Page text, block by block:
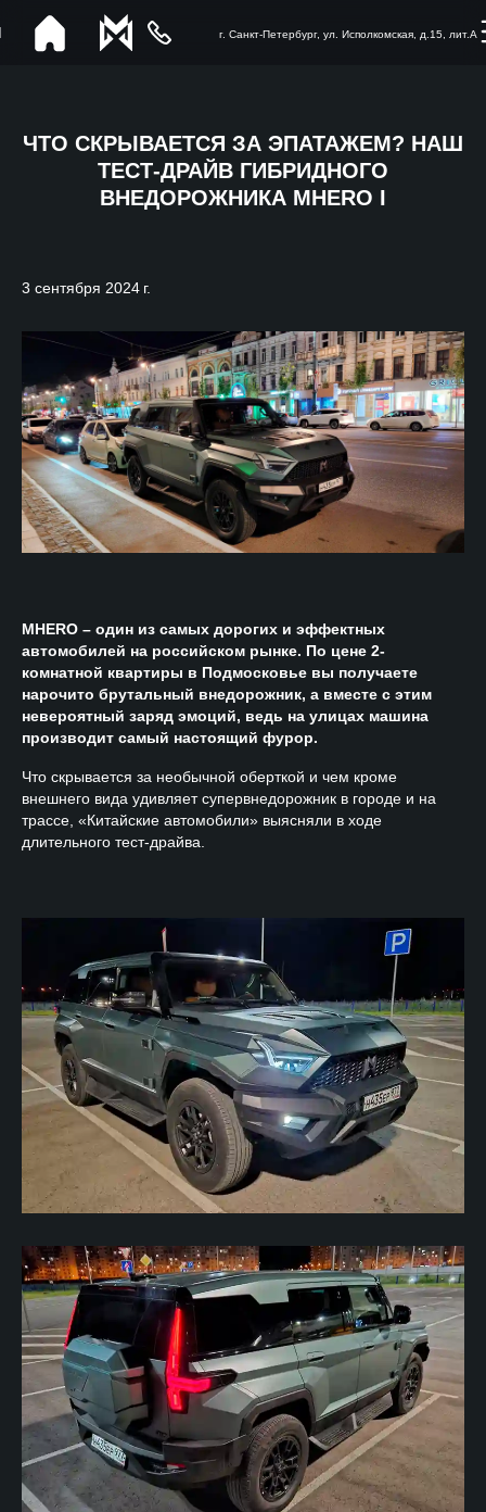
г. Санкт-Петербург, ул. Исполкомская, д.15, лит.А
ЧТО СКРЫВАЕТСЯ ЗА ЭПАТАЖЕМ? НАШ
ТЕСТ-ДРАЙВ ГИБРИДНОГО
ВНЕДОРОЖНИКА MHERO I
3 сентября 2024 г.
MHERO – один из самых дорогих и эффектных
автомобилей на российском рынке. По цене 2-
комнатной квартиры в Подмосковье вы получаете
нарочито брутальный внедорожник, а вместе с этим
невероятный заряд эмоций, ведь на улицах машина
производит самый настоящий фурор.
Что скрывается за необычной оберткой и чем кроме
внешнего вида удивляет супервнедорожник в городе и на
трассе, «Китайские автомобили» выясняли в ходе
длительного тест-драйва.